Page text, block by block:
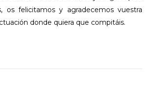
os felicitamos y agradecemos vuestra
donde quiera que compitáis.